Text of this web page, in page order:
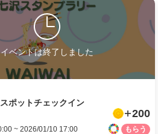
イベントは終了しました
ポットチェックイン
200
~ 2026/01/10 17:00